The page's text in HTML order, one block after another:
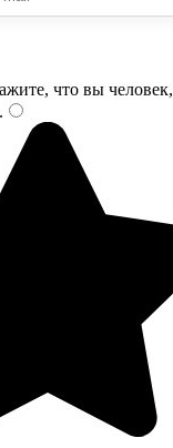
что вы человек,
.